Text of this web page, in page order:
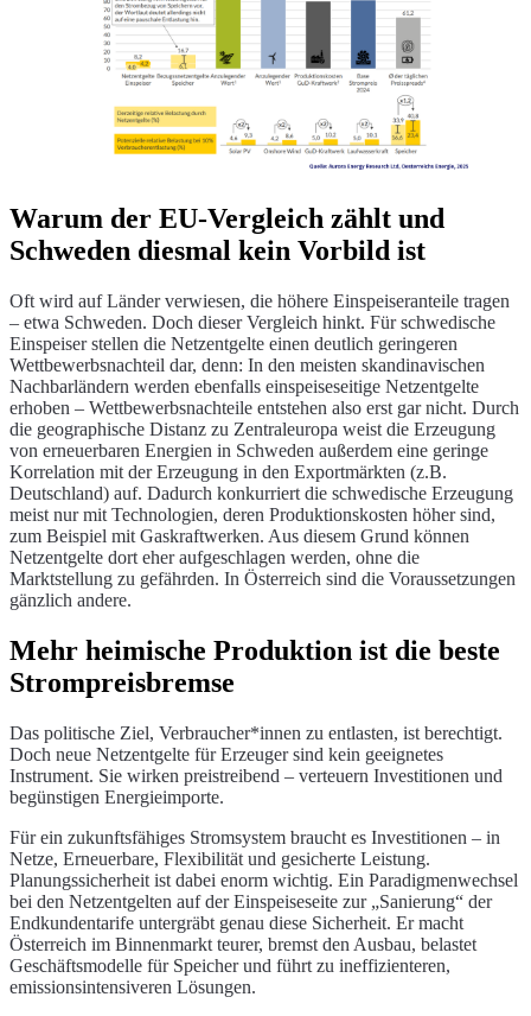
Warum der EU-Vergleich zählt und
Schweden diesmal kein Vorbild ist
Oft wird auf Länder verwiesen, die höhere Einspeiseranteile tragen
– etwa Schweden. Doch dieser Vergleich hinkt. Für schwedische
Einspeiser stellen die Netzentgelte einen deutlich geringeren
Wettbewerbsnachteil dar, denn: In den meisten skandinavischen
Nachbarländern werden ebenfalls einspeiseseitige Netzentgelte
erhoben – Wettbewerbsnachteile entstehen also erst gar nicht. Durch
die geographische Distanz zu Zentraleuropa weist die Erzeugung
von erneuerbaren Energien in Schweden außerdem eine geringe
Korrelation mit der Erzeugung in den Exportmärkten (z.B.
Deutschland) auf. Dadurch konkurriert die schwedische Erzeugung
meist nur mit Technologien, deren Produktionskosten höher sind,
zum Beispiel mit Gaskraftwerken. Aus diesem Grund können
Netzentgelte dort eher aufgeschlagen werden, ohne die
Marktstellung zu gefährden. In Österreich sind die Voraussetzungen
gänzlich andere.
Mehr heimische Produktion ist die beste
Strompreisbremse
Das politische Ziel, Verbraucher*innen zu entlasten, ist berechtigt.
Doch neue Netzentgelte für Erzeuger sind kein geeignetes
Instrument. Sie wirken preistreibend – verteuern Investitionen und
begünstigen Energieimporte.
Für ein zukunftsfähiges Stromsystem braucht es Investitionen – in
Netze, Erneuerbare, Flexibilität und gesicherte Leistung.
Planungssicherheit ist dabei enorm wichtig. Ein Paradigmenwechsel
bei den Netzentgelten auf der Einspeiseseite zur „Sanierung“ der
Endkundentarife untergräbt genau diese Sicherheit. Er macht
Österreich im Binnenmarkt teurer, bremst den Ausbau, belastet
Geschäftsmodelle für Speicher und führt zu ineffizienteren,
emissionsintensiveren Lösungen.